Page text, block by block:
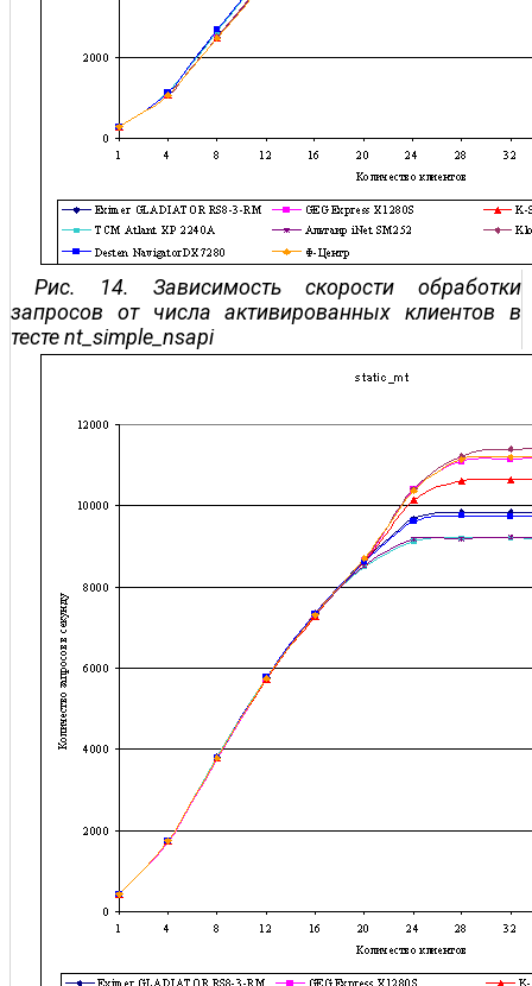
Рис. 14. Зависимость скорости обработки
запросов от числа активированных клиентов в
тесте nt_simple_nsapi